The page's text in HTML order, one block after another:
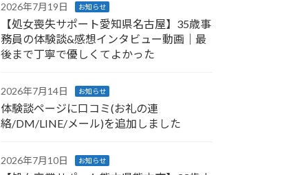
2026年7月19日 お知らせ
【処女喪失サポート愛知県名古屋】35歳事
務員の体験談&感想インタビュー動画｜最
後まで丁寧で優しくてよかった
2026年7月14日 お知らせ
体験談ページに口コミ(お礼の連
絡/DM/LINE/メール)を追加しました
2026年7月10日 お知らせ